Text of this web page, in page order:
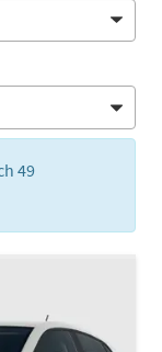
49